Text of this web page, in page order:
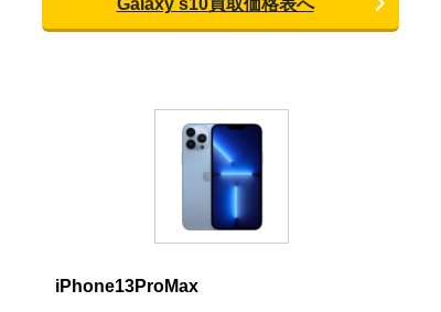
Galaxy s10買取価格表へ
iPhone13ProMax